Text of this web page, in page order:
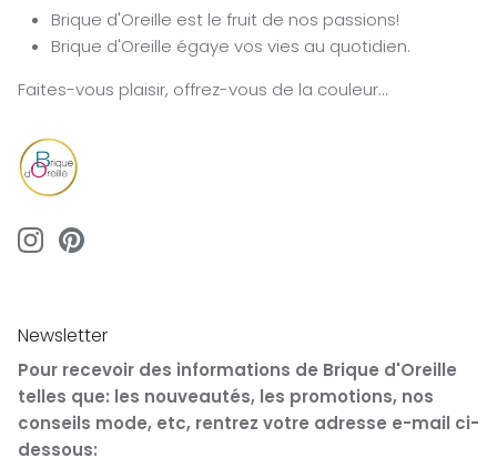
Brique d'Oreille est le fruit de nos passions!
Brique d'Oreille égaye vos vies au quotidien.
Faites-vous plaisir, offrez-vous de la couleur...
Newsletter
Pour recevoir des informations de Brique d'Oreille
telles que: les nouveautés, les promotions, nos
conseils mode, etc, rentrez votre adresse e-mail ci-
dessous: